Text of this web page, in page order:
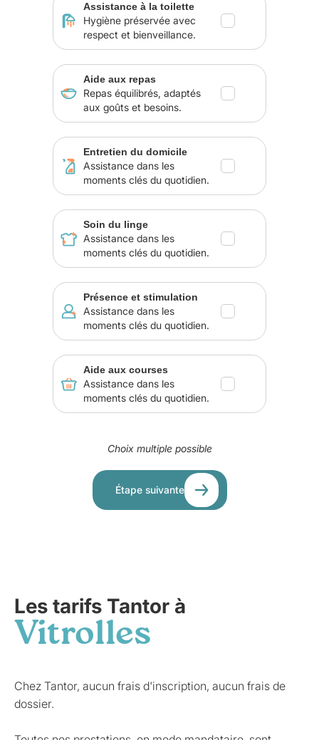
Assistance à la toilette
Hygiène préservée avec
respect et bienveillance.
Aide aux repas
Repas équilibrés, adaptés
aux goûts et besoins.
Entretien du domicile
Assistance dans les
moments clés du quotidien.
Soin du linge
Assistance dans les
moments clés du quotidien.
Présence et stimulation
Assistance dans les
moments clés du quotidien.
Aide aux courses
Assistance dans les
moments clés du quotidien.
Choix multiple possible
Étape suivante
Les tarifs Tantor à
Vitrolles
Chez Tantor, aucun frais d'inscription, aucun frais de
dossier.